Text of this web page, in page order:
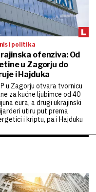
i politika
ofenziva: Od
u Zagorju do
i Hajduka
u Zagorju otvara tvornicu
za kućne ljubimce od 40
eura, a drugi ukrajinski
utiru put prema
i kriptu, pa i Hajduku